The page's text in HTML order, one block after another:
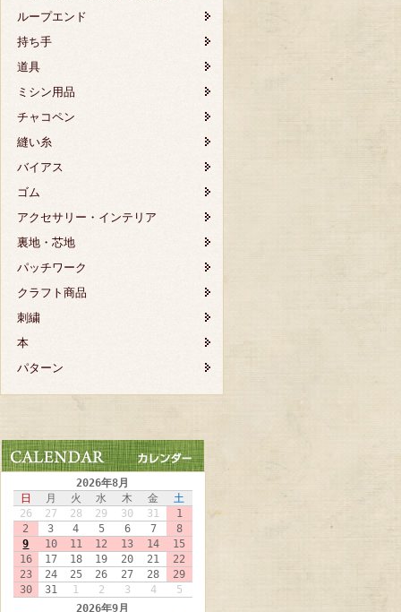
ループエンド
持ち手
道具
ミシン用品
チャコペン
縫い糸
バイアス
ゴム
アクセサリー・インテリア
裏地・芯地
パッチワーク
クラフト商品
刺繍
本
パターン